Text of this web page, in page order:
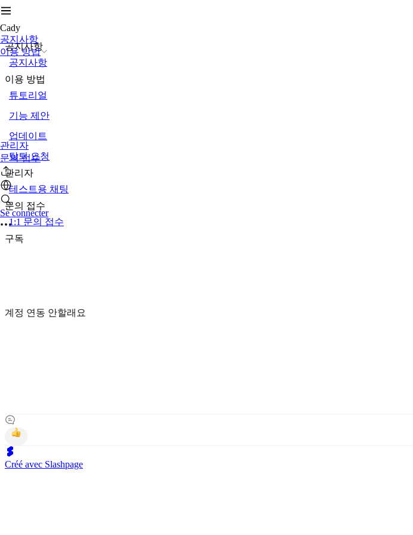
Cady
공지사항
이용 방법
관리자
문의 접수
Se connecter
공지사항
공지사항
이용 방법
튜토리얼
기능 제안
업데이트
탈퇴 요청
관리자
테스트용 채팅
문의 접수
1:1 문의 접수
구독
계정 연동 안할래요
Créé avec Slashpage